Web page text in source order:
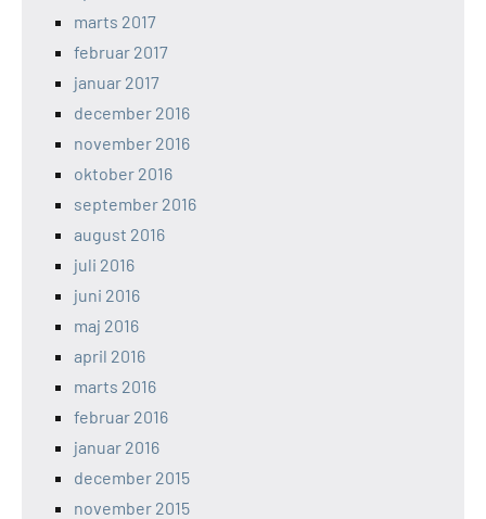
marts 2017
februar 2017
januar 2017
december 2016
november 2016
oktober 2016
september 2016
august 2016
juli 2016
juni 2016
maj 2016
april 2016
marts 2016
februar 2016
januar 2016
december 2015
november 2015